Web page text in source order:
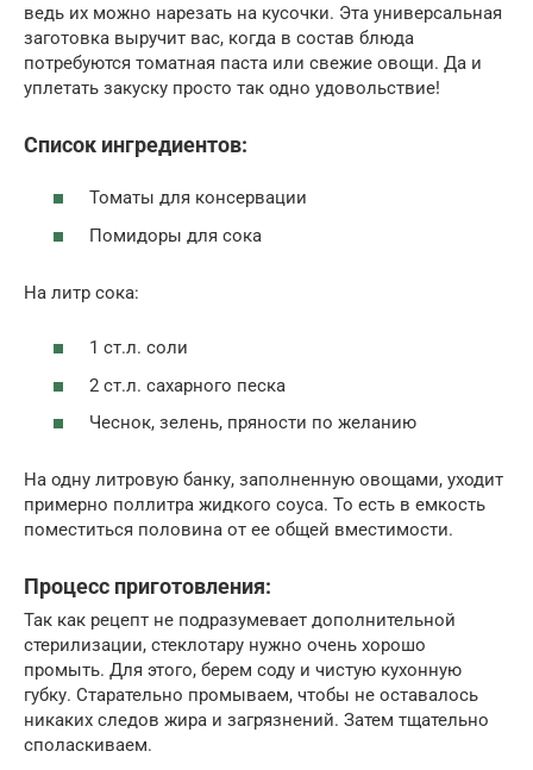
ведь их можно нарезать на кусочки. Эта универсальная
заготовка выручит вас, когда в состав блюда
потребуются томатная паста или свежие овощи. Да и
уплетать закуску просто так одно удовольствие!
Список ингредиентов:
Томаты для консервации
Помидоры для сока
На литр сока:
1 ст.л. соли
2 ст.л. сахарного песка
Чеснок, зелень, пряности по желанию
На одну литровую банку, заполненную овощами, уходит
примерно поллитра жидкого соуса. То есть в емкость
поместиться половина от ее общей вместимости.
Процесс приготовления:
Так как рецепт не подразумевает дополнительной
стерилизации, стеклотару нужно очень хорошо
промыть. Для этого, берем соду и чистую кухонную
губку. Старательно промываем, чтобы не оставалось
никаких следов жира и загрязнений. Затем тщательно
споласкиваем.